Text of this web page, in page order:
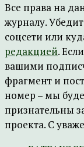
Все права на
журналу.
соцсети или
редакцией.
вашими
фрагмент и
номер – мы
признательны
проекта. С